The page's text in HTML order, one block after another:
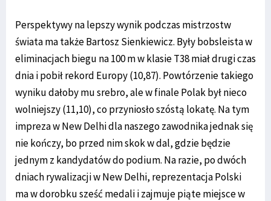
Perspektywy na lepszy wynik podczas mistrzostw
świata ma także Bartosz Sienkiewicz. Były bobsleista w
eliminacjach biegu na 100 m w klasie T38 miał drugi czas
dnia i pobił rekord Europy (10,87). Powtórzenie takiego
wyniku dałoby mu srebro, ale w finale Polak był nieco
wolniejszy (11,10), co przyniosło szóstą lokatę. Na tym
impreza w New Delhi dla naszego zawodnika jednak się
nie kończy, bo przed nim skok w dal, gdzie będzie
jednym z kandydatów do podium. Na razie, po dwóch
dniach rywalizacji w New Delhi, reprezentacja Polski
ma w dorobku sześć medali i zajmuje piąte miejsce w